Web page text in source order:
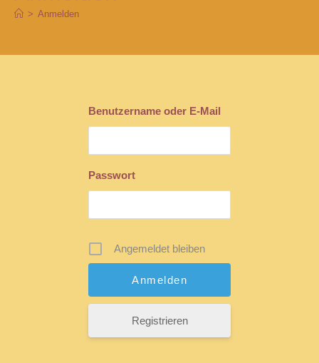
> Anmelden
Benutzername oder E-Mail
Passwort
Angemeldet bleiben
Registrieren